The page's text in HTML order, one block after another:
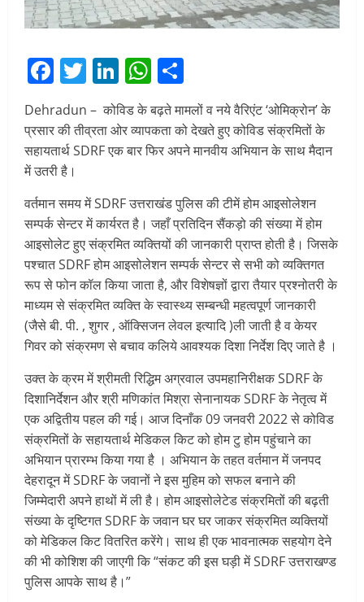
Facebook
Twitter
LinkedIn
WhatsApp
Dehradun – कोविड के बढ़ते मामलों व नये वैरिएंट ‘ओमिक्रोन’ के
प्रसार की तीव्रता ओर व्यापकता को देखते हुए कोविड संक्रमितों के
सहायतार्थ SDRF एक बार फिर अपने मानवीय अभियान के साथ मैदान
में उतरी है।
वर्तमान समय में SDRF उत्तराखंड पुलिस की टीमें होम आइसोलेशन
सम्पर्क सेन्टर में कार्यरत है। जहाँ प्रतिदिन सैंकड़ो की संख्या में होम
आइसोलेट हुए संक्रमित व्यक्तियों की जानकारी प्राप्त होती है। जिसके
पश्चात SDRF होम आइसोलेशन सम्पर्क सेन्टर से सभी को व्यक्तिगत
रूप से फोन कॉल किया जाता है, और विशेषज्ञों द्वारा तैयार प्रश्नोतरी के
माध्यम से संक्रमित व्यक्ति के स्वास्थ्य सम्बन्धी महत्वपूर्ण जानकारी
(जैसे बी. पी. , शुगर , ऑक्सिजन लेवल इत्यादि )ली जाती है व केयर
गिवर को संक्रमण से बचाव कलिये आवश्यक दिशा निर्देश दिए जाते है ।
उक्त के क्रम में श्रीमती रिद्धिम अग्रवाल उपमहानिरीक्षक SDRF के
दिशानिर्देशन और श्री मणिकांत मिश्रा सेनानायक SDRF के नेतृत्व में
एक अद्वितीय पहल की गई। आज दिनाँक 09 जनवरी 2022 से कोविड
संक्रमितों के सहायतार्थ मेडिकल किट को होम टु होम पहुंचाने का
अभियान प्रारम्भ किया गया है । अभियान के तहत वर्तमान में जनपद
देहरादून में SDRF के जवानों ने इस मुहिम को सफल बनाने की
जिम्मेदारी अपने हाथों में ली है। होम आइसोलेटेड संक्रमितों की बढ़ती
संख्या के दृष्टिगत SDRF के जवान घर घर जाकर संक्रमित व्यक्तियों
को मेडिकल किट वितरित करेंगे। साथ ही एक भावनात्मक सहयोग देने
की भी कोशिश की जाएगी कि “संकट की इस घड़ी में SDRF उत्तराखण्ड
पुलिस आपके साथ है।”